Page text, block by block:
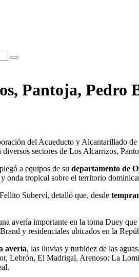
Pantoja, Pedro
del Acueducto y Alcantarillado
diversos sectores de Los Alcarrizos,
a equipos de su departamento de
onda tropical sobre el territorio
Suberví, detalló que, desde
avería importante en la toma Duey que
y residenciales ubicados en la
avería, las lluvias y turbidez de las
Lebrón, El Madrigal, Arenoso; La